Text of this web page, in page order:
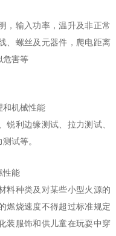
，输入功率，温升及非正常
、螺丝及元器件，爬电距离
危害等
和机械性能
锐利边缘测试、拉力测试、
试等。
性能
料种类及对某些小型火源的
燃烧速度不得超过标准规定
装服饰和供儿童在玩耍中穿